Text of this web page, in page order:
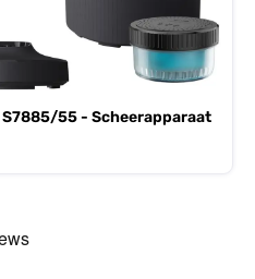
55 - Scheerapparaat